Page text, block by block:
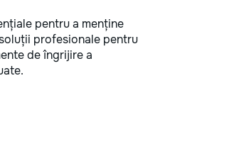
pentru a menține
profesionale pentru
de îngrijire a